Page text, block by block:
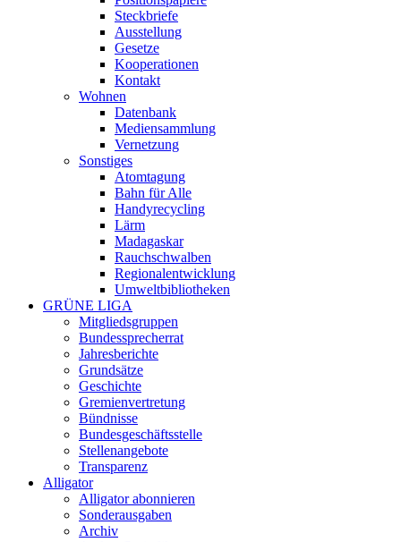
Steckbriefe
Ausstellung
Gesetze
Kooperationen
Kontakt
Wohnen
Datenbank
Mediensammlung
Vernetzung
Sonstiges
Atomtagung
Bahn für Alle
Handyrecycling
Lärm
Madagaskar
Rauchschwalben
Regionalentwicklung
Umweltbibliotheken
GRÜNE LIGA
Mitgliedsgruppen
Bundessprecherrat
Jahresberichte
Grundsätze
Geschichte
Gremienvertretung
Bündnisse
Bundesgeschäftsstelle
Stellenangebote
Transparenz
Alligator
Alligator abonnieren
Sonderausgaben
Archiv